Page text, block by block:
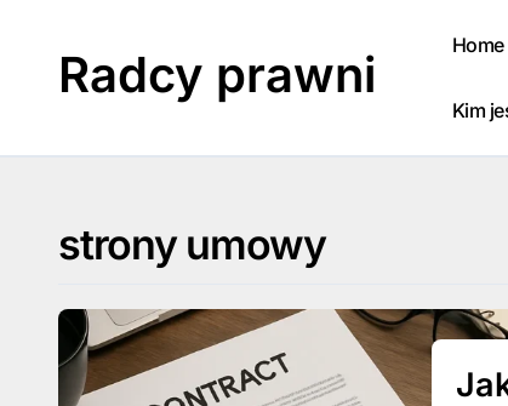
contentRadcy prawni Home
Kim
strony umowy